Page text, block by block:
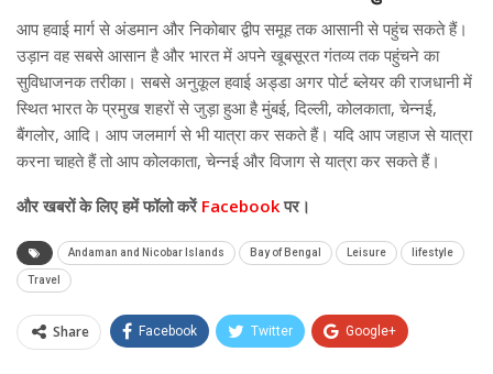
आप हवाई मार्ग से अंडमान और निकोबार द्वीप समूह तक आसानी से पहुंच सकते हैं।
उड़ान वह सबसे आसान है और भारत में अपने खूबसूरत गंतव्य तक पहुंचने का
सुविधाजनक तरीका। सबसे अनुकूल हवाई अड्डा अगर पोर्ट ब्लेयर की राजधानी में
स्थित भारत के प्रमुख शहरों से जुड़ा हुआ है मुंबई, दिल्ली, कोलकाता, चेन्नई,
बैंगलोर, आदि। आप जलमार्ग से भी यात्रा कर सकते हैं। यदि आप जहाज से यात्रा
करना चाहते हैं तो आप कोलकाता, चेन्नई और विजाग से यात्रा कर सकते हैं।
औरखबरों के लिए हमें फॉलो करेंFacebookपर।
Andaman and Nicobar Islands Bay of Bengal Leisure lifestyle
Travel
Share Facebook Twitter Google+